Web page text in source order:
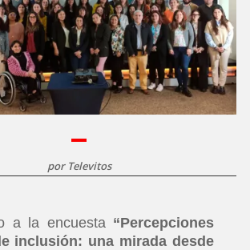
por Televitos
a la encuesta “Percepciones
inclusión: una mirada desde